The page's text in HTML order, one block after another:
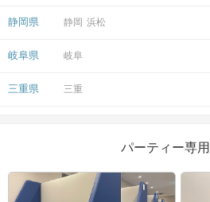
静岡県 静岡 浜松
岐阜県 岐阜
三重県 三重
パーティー専